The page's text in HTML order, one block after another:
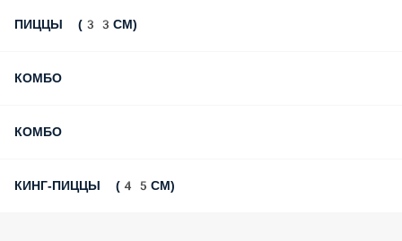
ПИЦЦЫ (33СМ)
КОМБО
КОМБО
КИНГ-ПИЦЦЫ (45СМ)